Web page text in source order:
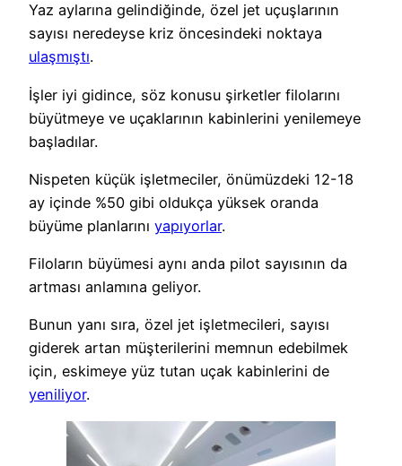
Yaz aylarına gelindiğinde, özel jet uçuşlarının
sayısı neredeyse kriz öncesindeki noktaya
ulaşmıştı.
İşler iyi gidince, söz konusu şirketler filolarını
büyütmeye ve uçaklarının kabinlerini yenilemeye
başladılar.
Nispeten küçük işletmeciler, önümüzdeki 12-18
ay içinde %50 gibi oldukça yüksek oranda
büyüme planlarını yapıyorlar.
Filoların büyümesi aynı anda pilot sayısının da
artması anlamına geliyor.
Bunun yanı sıra, özel jet işletmecileri, sayısı
giderek artan müşterilerini memnun edebilmek
için, eskimeye yüz tutan uçak kabinlerini de
yeniliyor.